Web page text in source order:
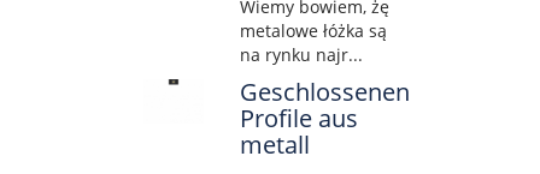
Wiemy bowiem, żę
metalowe łóżka są
na rynku najr...
Geschlossenen
Profile aus
metall